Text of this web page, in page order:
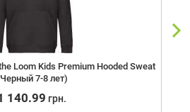
Loom Kids Premium Hooded Sweat
7-8 лет)
140.99 грн.